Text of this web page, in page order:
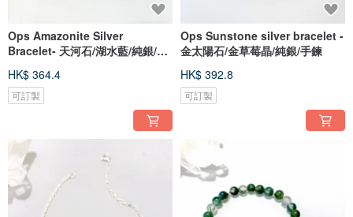
Ops Amazonite Silver
Bracelet- 天河石/湖水藍/純銀/方
HK$ 364.4
可訂製
Ops Sunstone silver bracelet -
金太陽石/金草莓晶/純銀/手鍊
HK$ 392.8
可訂製